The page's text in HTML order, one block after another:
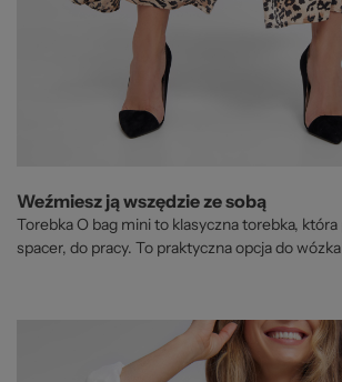
Weźmiesz ją wszędzie ze sobą
Torebka O bag mini to klasyczna torebka, która
spacer, do pracy. To praktyczna opcja do